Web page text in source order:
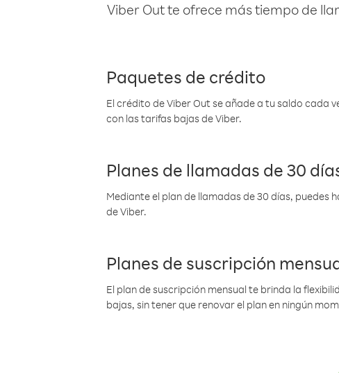
Viber Out te ofrece más tiempo de
Paquetes de crédito
El crédito de Viber Out se añade a tu saldo cada
con las tarifas bajas de Viber.
Planes de llamadas de 30
Mediante el plan de llamadas de 30 días,
de Viber.
Planes de suscripción
El plan de suscripción mensual te brinda la
bajas, sin tener que renovar el plan en ningún